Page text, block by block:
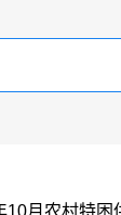
月农村特困